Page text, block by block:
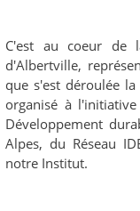
C'est au coeur de
d'Albertville,
que s'est déroulée
organisé à
Développement
Alpes, du Réseau
notre Institut.